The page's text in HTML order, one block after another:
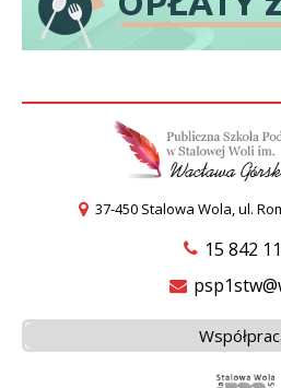
37-450 Stalowa Wola, ul.
15 842